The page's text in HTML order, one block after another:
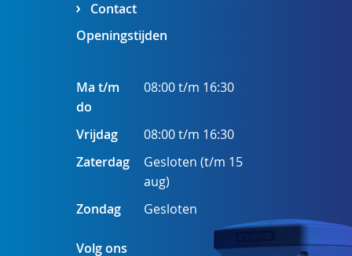
Contact
Openingstijden
Ma t/m
do
08:00 t/m 16:30
Vrijdag
08:00 t/m 16:30
Zaterdag
Gesloten (t/m 15
aug)
Zondag
Gesloten
Volg ons